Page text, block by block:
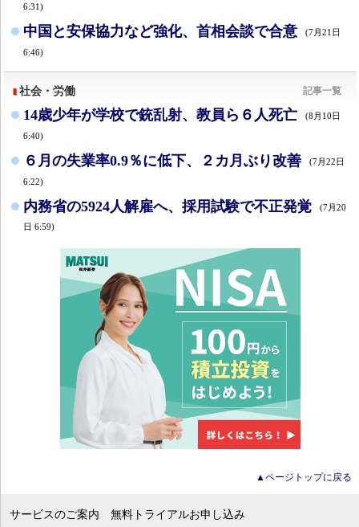
6:31)
中国と安保協力など強化、首相会談で合意 (7月21日
6:46)
社会・労働 記事一覧
14歳少年が学校で銃乱射、教員ら６人死亡 (8月10日
6:40)
６月の失業率0.9％に低下、２カ月ぶり改善 (7月22日
6:22)
内務省の5924人解雇へ、採用試験で不正発覚
(7月20
日 6:59)
▲ページトップに戻る
サービスのご案内 無料トライアルお申し込み